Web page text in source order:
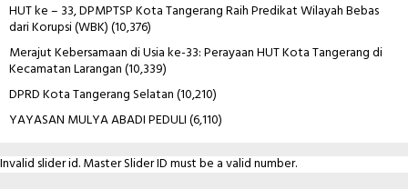
HUT ke – 33, DPMPTSP Kota Tangerang Raih Predikat Wilayah Bebas
dari Korupsi (WBK)(10,376)
Merajut Kebersamaan di Usia ke-33: Perayaan HUT Kota Tangerang di
Kecamatan Larangan(10,339)
DPRD Kota Tangerang Selatan(10,210)
YAYASAN MULYA ABADI PEDULI(6,110)
Invalid slider id. Master Slider ID must be a valid number.